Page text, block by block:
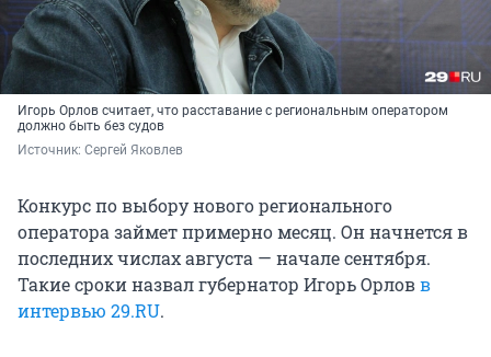
Игорь Орлов считает, что расставание с региональным оператором
должно быть без судов
Источник: Сергей Яковлев
Конкурс по выбору нового регионального
оператора займет примерно месяц. Он начнется в
последних числах августа — начале сентября.
Такие сроки назвал губернатор Игорь Орловв
интервью 29.RU.